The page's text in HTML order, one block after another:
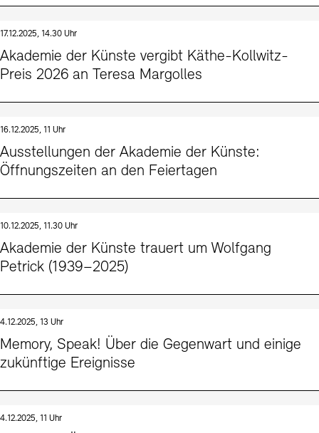
17.12.2025, 14.30 Uhr
Akademie der Künste vergibt Käthe-Kollwitz-
Preis 2026 an Teresa Margolles
16.12.2025, 11 Uhr
Ausstellungen der Akademie der Künste:
Öffnungszeiten an den Feiertagen
10.12.2025, 11.30 Uhr
Akademie der Künste trauert um Wolfgang
Petrick (1939–2025)
4.12.2025, 13 Uhr
Memory, Speak! Über die Gegenwart und einige
zukünftige Ereignisse
4.12.2025, 11 Uhr